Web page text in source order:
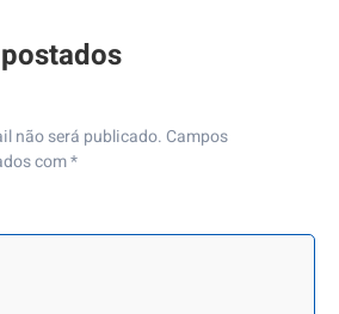
não será publicado. Campos
com*